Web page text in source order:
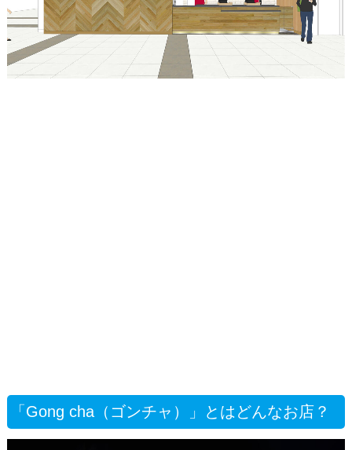
「Gong cha（ゴンチャ）」とはどんなお店？